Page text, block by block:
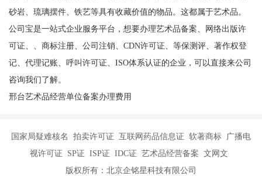
砂岩、琉璃摆件、铁艺等具有收藏价值的物品。这都属于艺术品。
公司宝是一站式企业服务平台，想要办理艺术品备案、网络出版许
可证、、商标注册、公司注销、CDN许可证、等保测评、著作权登
记、代理记账、呼叫许可证、ISO体系认证的企业，可以直接来公司
咨询我们了解。
邢台艺术品经营单位备案办理费用
国家局疑难核名 拍卖许可证 互联网药品信息证 软著商标 广播电
视许可证 SP证 ISP证 IDC证 艺术品经营备案 文网文
版权所有：北京企铭星科技有限公司